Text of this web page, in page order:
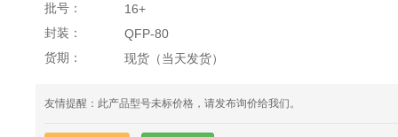
批号： 16+
封装： QFP-80
货期： 现货（当天发货）
友情提醒：此产品型号未标价格，请发布询价给我们。